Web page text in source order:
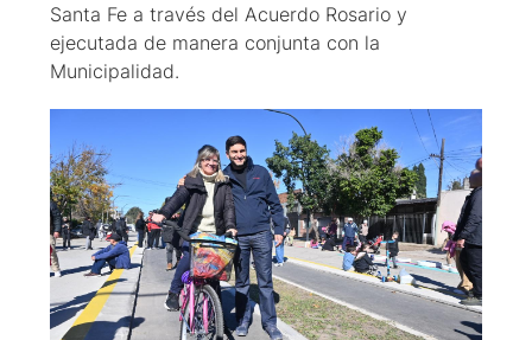
Santa Fe a través del Acuerdo Rosario y
ejecutada de manera conjunta con la
Municipalidad.